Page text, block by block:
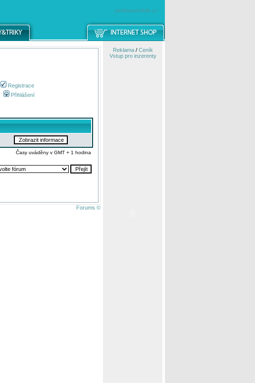
windowsmobile.cz
Registrace
Přihlášení
Časy uváděny v GMT + 1 hodina
Forums ©
Reklama/ Ceník
Vstup pro inzerenty